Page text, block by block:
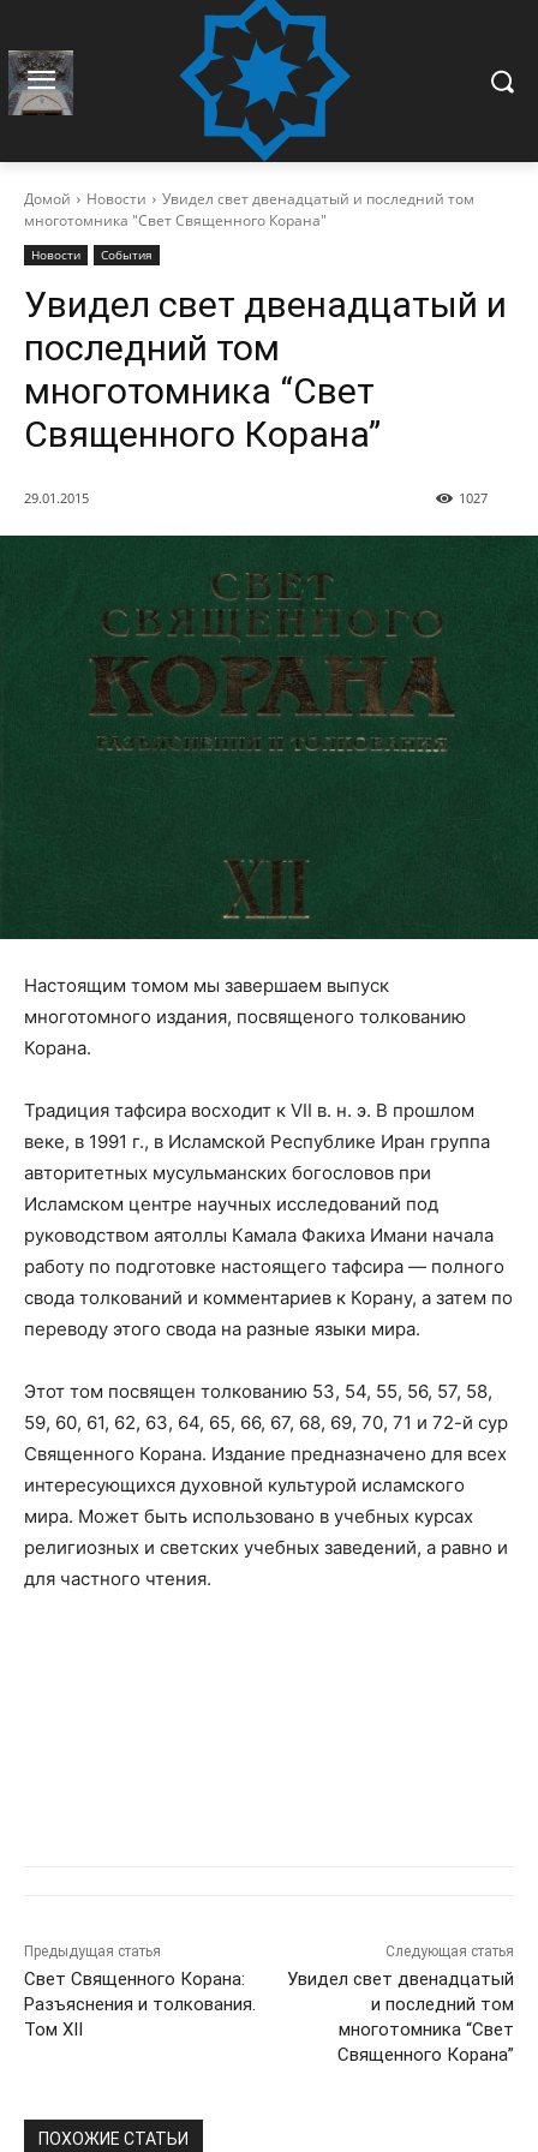
Домой Новости
Увидел свет двенадцатый и последний том
многотомника "Свет Священного Корана"
Новости События
Увидел свет двенадцатый и
последний том
многотомника “Свет
Священного Корана”
29.01.2015 1027
Настоящим томом мы завершаем выпуск
многотомного издания, посвященого толкованию
Корана.
Традиция тафсира восходит к VII в. н. э. В прошлом
веке, в 1991 г., в Исламской Республике Иран группа
авторитетных мусульманских богословов при
Исламском центре научных исследований под
руководством аятоллы Камала Факиха Имани начала
работу по подготовке настоящего тафсира — полного
свода толкований и комментариев к Корану, а затем по
переводу этого свода на разные языки мира.
Этот том посвящен толкованию 53, 54, 55, 56, 57, 58,
59, 60, 61, 62, 63, 64, 65, 66, 67, 68, 69, 70, 71 и 72-й сур
Священного Корана. Издание предназначено для всех
интересующихся духовной культурой исламского
мира. Может быть использовано в учебных курсах
религиозных и светских учебных заведений, а равно и
для частного чтения.
Предыдущая статья
Свет Cвященного Корана:
Разъяснения и толкования.
Том XII
Следующая статья
Увидел свет двенадцатый
и последний том
многотомника “Свет
Священного Корана”
ПОХОЖИЕ СТАТЬИ